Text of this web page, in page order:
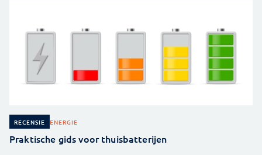
RECENSIE ENERGIE
Praktische gids voor thuisbatterijen